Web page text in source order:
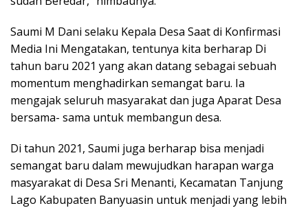
Saumi M Dani selaku Kepala Desa Saat di Konfirmasi
Media Ini Mengatakan, tentunya kita berharap Di
tahun baru 2021 yang akan datang sebagai sebuah
momentum menghadirkan semangat baru. Ia
mengajak seluruh masyarakat dan juga Aparat Desa
bersama- sama untuk membangun desa.
Di tahun 2021, Saumi juga berharap bisa menjadi
semangat baru dalam mewujudkan harapan warga
masyarakat di Desa Sri Menanti, Kecamatan Tanjung
Lago Kabupaten Banyuasin untuk menjadi yang lebih